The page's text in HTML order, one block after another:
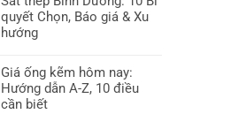
quyết Chọn, Báo giá & Xu
hướng
có
bình
luận
Giá ống kẽm hôm nay:
Hướng dẫn A-Z, 10 điều
cần biết